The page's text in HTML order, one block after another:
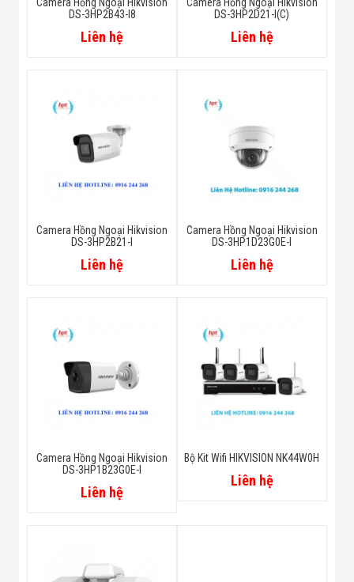
Camera Hồng Ngoại Hikvision
DS-3HP2B43-I8
Liên hệ
Camera Hồng Ngoại Hikvision
DS-3HP2D21-I(C)
Liên hệ
Camera Hồng Ngoại Hikvision
DS-3HP2B21-I
Liên hệ
Camera Hồng Ngoại Hikvision
DS-3HP1D23G0E-I
Liên hệ
Camera Hồng Ngoại Hikvision
DS-3HP1B23G0E-I
Liên hệ
Bộ Kit Wifi HIKVISION NK44W0H
Liên hệ